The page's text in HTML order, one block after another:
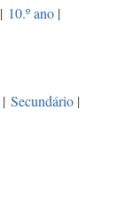
| 10.º ano |
| Secundário |